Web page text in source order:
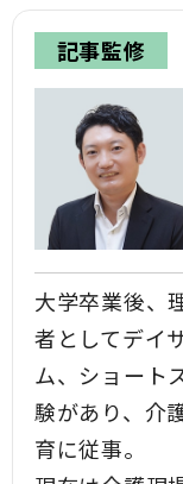
記事監修
大学卒業後、
者としてデイ
ム、ショート
験があり、介
育に従事。